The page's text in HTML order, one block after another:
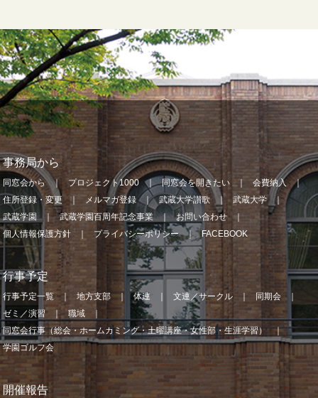
事務局から
同窓会から プロジェクト1000 同窓会を開きたい
会費納入
住所登録・変更
メルマガ登録 武蔵大学讃歌
武蔵大学
武蔵学園
武蔵学園百周年記念事業
お問い合わせ
個人情報保護方針
プライバシーポリシー FACEBOOK
行事予定
行事予定一覧 地方支部 体連 文連／サークル
同期会
ゼミ／演習
職域
同窓会行事（総会・ホームカミング・土曜講座・女性部・生涯学習）
学園ゴルフ会
開催報告